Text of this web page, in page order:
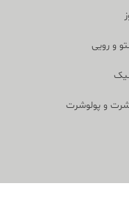
و رویی
و پولوشرت